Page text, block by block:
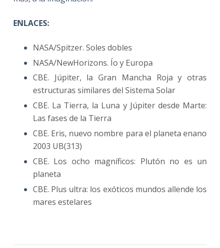
ENLACES:
NASA/Spitzer. Soles dobles
NASA/NewHorizons. Ío y Europa
CBE. Júpiter, la Gran Mancha Roja y otras
estructuras similares del Sistema Solar
CBE. La Tierra, la Luna y Júpiter desde Marte:
Las fases de la Tierra
CBE. Eris, nuevo nombre para el planeta enano
2003 UB(313)
CBE. Los ocho magníficos: Plutón no es un
planeta
CBE. Plus ultra: los exóticos mundos allende los
mares estelares